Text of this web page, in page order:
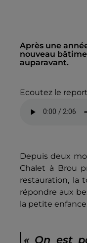
Après une
nouveau
auparavant.
Ecoutez le
Depuis deux
Chalet à Brou
restauration, la
répondre aux
la petite enfance.
« On est